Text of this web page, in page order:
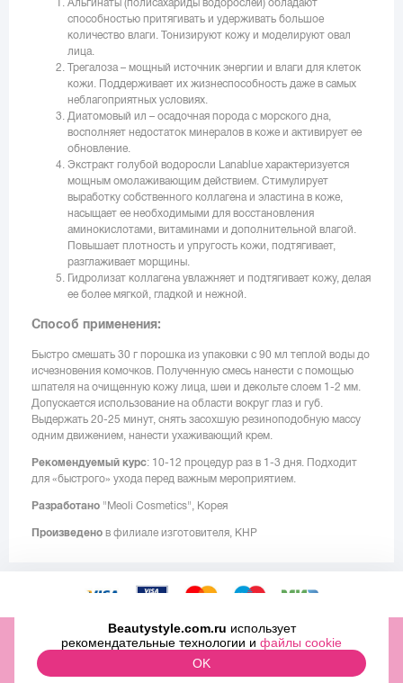
Альгинаты (полисахариды водорослей) обладают
способностью притягивать и удерживать большое
количество влаги. Тонизируют кожу и моделируют овал
лица.
Трегалоза – мощный источник энергии и влаги для клеток
кожи. Поддерживает их жизнеспособность даже в самых
неблагоприятных условиях.
Диатомовый ил – осадочная порода с морского дна,
восполняет недостаток минералов в коже и активирует ее
обновление.
Экстракт голубой водоросли Lanablue характеризуется
мощным омолаживающим действием. Стимулирует
выработку собственного коллагена и эластина в коже,
насыщает ее необходимыми для восстановления
аминокислотами, витаминами и дополнительной влагой.
Повышает плотность и упругость кожи, подтягивает,
разглаживает морщины.
Гидролизат коллагена увлажняет и подтягивает кожу, делая
ее более мягкой, гладкой и нежной.
Способ применения:
Быстро смешать 30 г порошка из упаковки с 90 мл теплой воды до
исчезновения комочков. Полученную смесь нанести с помощью
шпателя на очищенную кожу лица, шеи и декольте слоем 1-2 мм.
Допускается использование на области вокруг глаз и губ.
Выдержать 20-25 минут, снять засохшую резиноподобную массу
одним движением, нанести ухаживающий крем.
Рекомендуемый курс: 10-12 процедур раз в 1-3 дня. Подходит
для «быстрого» ухода перед важным мероприятием.
Разработано "Meoli Cosmetics", Корея
Произведено в филиале изготовителя, КНР
ООО «МИТРИДАТ» ОГРН 1097746500829 ИНН 7727696979
2009-2026 © Beauty Style Inc.,
Beautystyle.com.ru использует
рекомендательные технологии и файлы cookie
OK